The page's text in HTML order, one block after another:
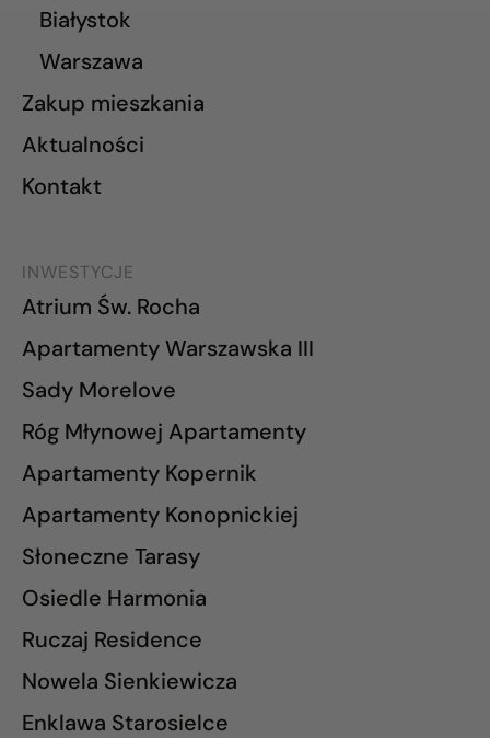
Białystok
Warszawa
Zakup mieszkania
Aktualności
Kontakt
INWESTYCJE
Atrium Św. Rocha
Apartamenty Warszawska III
Sady Morelove
Róg Młynowej Apartamenty
Apartamenty Kopernik
Apartamenty Konopnickiej
Słoneczne Tarasy
Osiedle Harmonia
Ruczaj Residence
Nowela Sienkiewicza
Enklawa Starosielce